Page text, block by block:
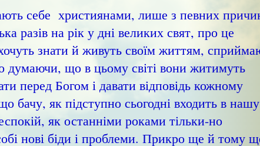
себе християнами, лише з певних
разів на рік у дні великих свят, про це
знати й живуть своїм життям,
думаючи, що в цьому світі вони житимуть
перед Богом і давати відповідь кожному
як підступно сьогодні входить в нашу
як останніми роками тільки-но
нові біди і проблеми. Прикро ще й тому